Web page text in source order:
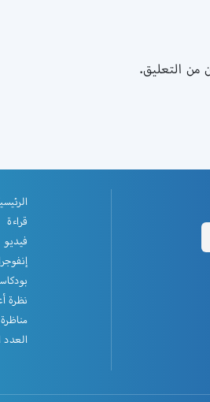
من التعليق.
قراءة
فيديو
نظرة
مناظرة
العدد